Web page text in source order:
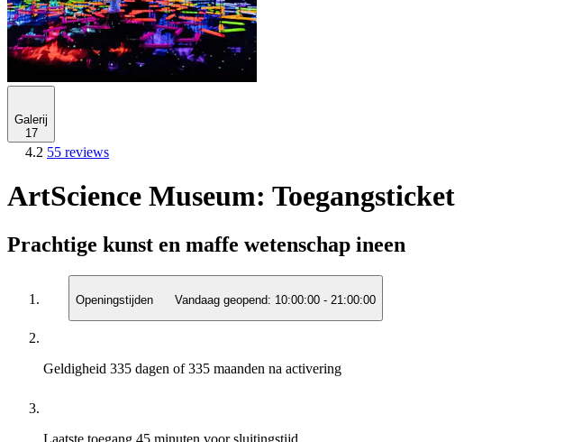
Galerij
17
4.2 55 reviews
ArtScience Museum: Toegangsticket
Prachtige kunst en maffe wetenschap ineen
Openingstijden Vandaag geopend: 10:00:00 - 21:00:00
Geldigheid 335 dagen of 335 maanden na activering